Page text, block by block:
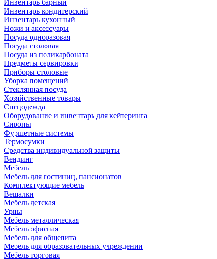
Инвентарь барный
Инвентарь кондитерский
Инвентарь кухонный
Ножи и аксессуары
Посуда одноразовая
Посуда столовая
Посуда из поликарбоната
Предметы сервировки
Приборы столовые
Уборка помещений
Стеклянная посуда
Хозяйственные товары
Спецодежда
Оборудование и инвентарь для кейтеринга
Сиропы
Фуршетные системы
Термосумки
Средства индивидуальной защиты
Вендинг
Мебель
Мебель для гостиниц, пансионатов
Комплектующие мебель
Вешалки
Мебель детская
Урны
Мебель металлическая
Мебель офисная
Мебель для общепита
Мебель для образовательных учреждений
Мебель торговая